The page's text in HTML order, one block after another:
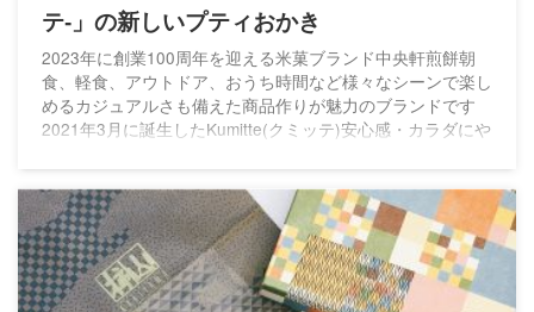
テ-」の新しいプティおかき
2023年に創業100周年を迎える米菓ブランド中央軒煎餅朝
食、軽食、アウトドア、おうち時間など様々なシーンで楽し
めるカジュアルさも備えた商品作りが魅力のブランドです
2021年3月に誕生したKumitte(クミッテ)安心感・カラダにや
りの新しいおかきの誕生です♡ 可愛らしい円形の化粧箱に
なりますサイズは直径14cm、高さ12cmになります エンボ
ス加工のようなデザインが施されています絵柄は様々な植物
...